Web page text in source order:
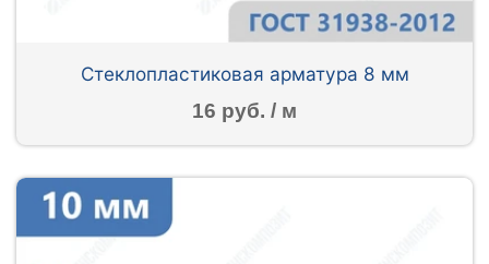
Стеклопластиковая арматура 8 мм
16 руб. / м